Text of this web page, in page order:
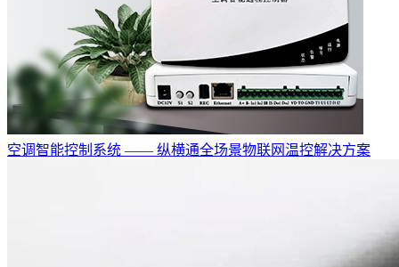
空调智能控制系统 —— 纵横通全场景物联网温控解决方案